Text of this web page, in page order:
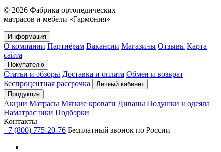
© 2026 Фабрика ортопедических
матрасов и мебели «Гармония»
Информация
О компании Партнёрам Вакансии Магазины Отзывы Карта
сайта
Покупателю
Статьи и обзоры Доставка и оплата Обмен и возврат
Беспроцентная рассрочка
Личный кабинет
Продукция
Акции Матрасы Мягкие кровати Диваны Подушки и одеяла
Наматрасники Подборки
Контакты
+7 (800) 775-20-76 Бесплатный звонок по России